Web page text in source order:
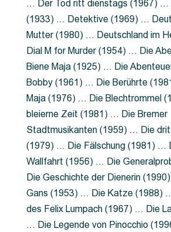
… Der Tod ritt dienstags (1967) …
(1933) … Detektive (1969) …
Mutter (1980) … Deutschland im
Dial M for Murder (1954) … Die
Biene Maja (1925) … Die
Bobby (1961) … Die Berührte
Maja (1976) … Die Blechtrommel
bleierne Zeit (1981) … Die Bremer
Stadtmusikanten (1959) … Die
(1979) … Die Fälschung (1981) …
Wallfahrt (1956) … Die
Die Geschichte der Dienerin
Gans (1953) … Die Katze (1988)
des Felix Lumpach (1967) … Die
… Die Legende von Pinocchio